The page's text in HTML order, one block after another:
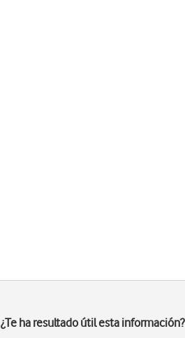
¿Te ha resultado útil esta información?